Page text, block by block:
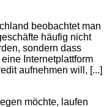
beobachtet man
häufig nicht
sondern dass
Internetplattform
aufnehmen will, [...]
möchte, laufen